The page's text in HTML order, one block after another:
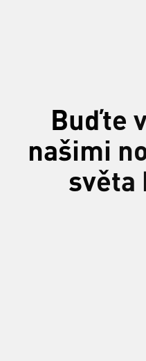
Buďte
našimi
světa